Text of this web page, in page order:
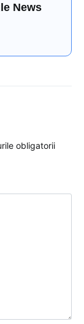
News
obligatorii